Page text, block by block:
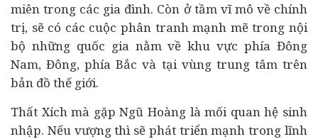
miên trong các gia đình. Còn ở tầm vĩ mô về chính
trị, sẽ có các cuộc phân tranh mạnh mẽ trong nội
bộ những quốc gia nằm về khu vực phía Đông
Nam, Đông, phía Bắc và tại vùng trung tâm trên
bản đồ thế giới.
Thất Xích mà gặp Ngũ Hoàng là mối quan hệ sinh
nhập. Nếu vượng thì sẽ phát triển mạnh trong lĩnh